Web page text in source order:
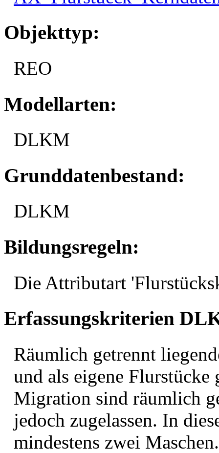
Objekttyp:
REO
Modellarten:
DLKM
Grunddatenbestand:
DLKM
Bildungsregeln:
Die Attributart
Erfassungskriterien
Räumlich getrennt
und als eigene
Migration sind räumlich
jedoch zugelassen. In
mindestens zwei Maschen.